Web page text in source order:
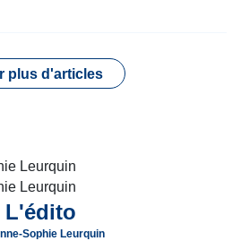
plus d'articles
L'édito
Sophie Leurquin